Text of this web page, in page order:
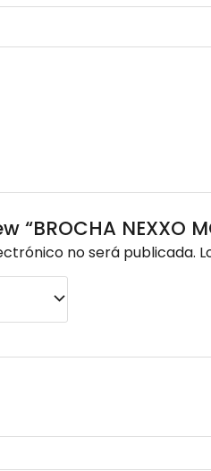
NEXXO
no será publicada.